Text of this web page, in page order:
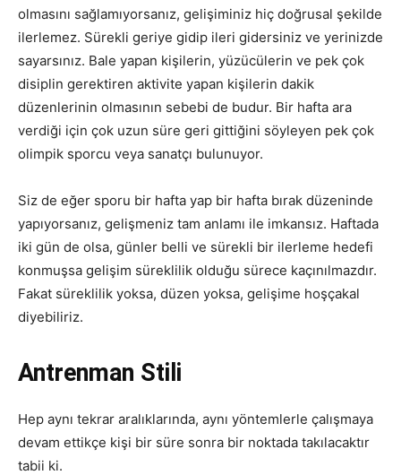
olmasını sağlamıyorsanız, gelişiminiz hiç doğrusal şekilde
ilerlemez. Sürekli geriye gidip ileri gidersiniz ve yerinizde
sayarsınız. Bale yapan kişilerin, yüzücülerin ve pek çok
disiplin gerektiren aktivite yapan kişilerin dakik
düzenlerinin olmasının sebebi de budur. Bir hafta ara
verdiği için çok uzun süre geri gittiğini söyleyen pek çok
olimpik sporcu veya sanatçı bulunuyor.
Siz de eğer sporu bir hafta yap bir hafta bırak düzeninde
yapıyorsanız, gelişmeniz tam anlamı ile imkansız. Haftada
iki gün de olsa, günler belli ve sürekli bir ilerleme hedefi
konmuşsa gelişim süreklilik olduğu sürece kaçınılmazdır.
Fakat süreklilik yoksa, düzen yoksa, gelişime hoşçakal
diyebiliriz.
Antrenman Stili
Hep aynı tekrar aralıklarında, aynı yöntemlerle çalışmaya
devam ettikçe kişi bir süre sonra bir noktada takılacaktır
tabii ki.